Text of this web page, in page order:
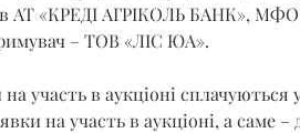
в АТ «КРЕДІ АГРІКОЛЬ БАНК», МФО
– ТОВ «ЛІС ЮА».
участь в аукціоні сплачуються
на участь в аукціоні, а саме –